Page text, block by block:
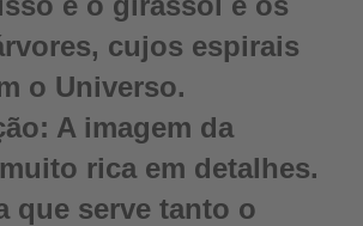
cujos espirais
o Universo.
A imagem da
rica em detalhes.
que serve tanto o